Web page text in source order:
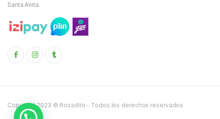
Santa Anita.
Copyright 2023 © Rosadito - Todos los derechos reservados